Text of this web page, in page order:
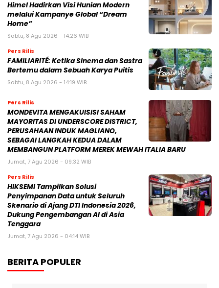
Himel Hadirkan Visi Hunian Modern
melalui Kampanye Global “Dream
Home”
Sabtu, 8 Agu 2026 - 14:26 WIB
Pers Rilis
FAMILIARITÉ: Ketika Sinema dan Sastra
Bertemu dalam Sebuah Karya Puitis
Sabtu, 8 Agu 2026 - 14:19 WIB
Pers Rilis
MONDEVITA MENGAKUISISI SAHAM
MAYORITAS DI UNDERSCORE DISTRICT,
PERUSAHAAN INDUK MAGLIANO,
SEBAGAI LANGKAH KEDUA DALAM
MEMBANGUN PLATFORM MEREK MEWAH ITALIA BARU
Jumat, 7 Agu 2026 - 09:32 WIB
Pers Rilis
HIKSEMI Tampilkan Solusi
Penyimpanan Data untuk Seluruh
Skenario di Ajang DTI Indonesia 2026,
Dukung Pengembangan AI di Asia
Tenggara
Jumat, 7 Agu 2026 - 04:14 WIB
BERITA POPULER